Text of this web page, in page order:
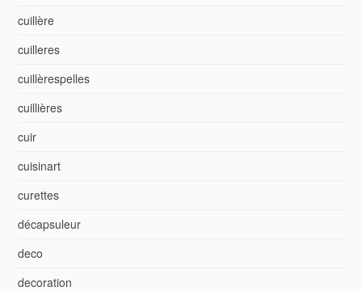
cuillère
cuilleres
cuillèrespelles
cuillières
cuir
cuisinart
curettes
décapsuleur
deco
decoration